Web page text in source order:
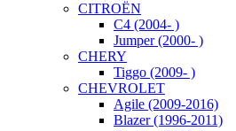
CITROËN
C4 (2004- )
Jumper (2000- )
CHERY
Tiggo (2009- )
CHEVROLET
Agile (2009-2016)
Blazer (1996-2011)